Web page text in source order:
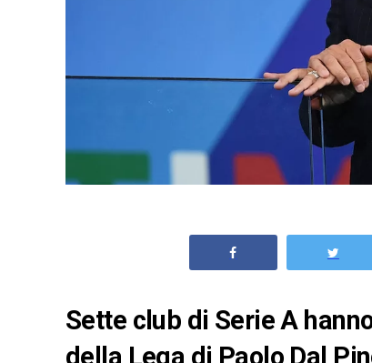
Sette club di Serie A
della Lega di Paolo Dal